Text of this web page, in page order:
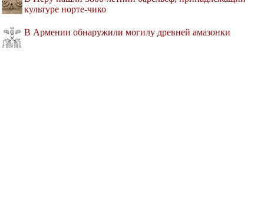
культуре норте-чико
В Армении обнаружили могилу древней амазонки